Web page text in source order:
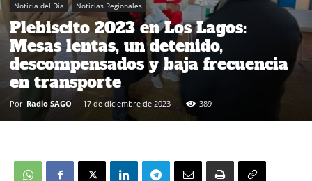
Noticia del Día Noticias Regionales
Plebiscito 2023 en Los Lagos:
Mesas lentas, un detenido,
descompensados y baja frecuencia
en transporte
Por Radio SAGO - 17 de diciembre de 2023 389